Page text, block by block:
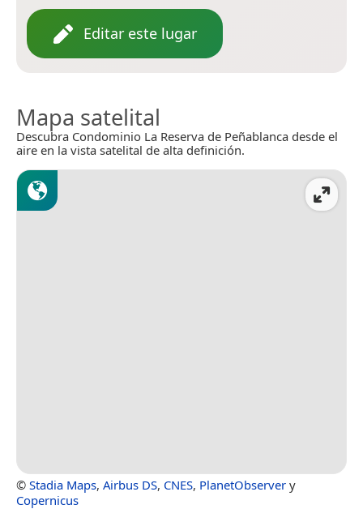
Editar este lugar
Mapa satelital
Descubra Condominio La Reserva de Peñablanca desde el
aire en la vista satelital de alta definición.
© Stadia Maps, Airbus DS, CNES, PlanetObserver y
Copernicus